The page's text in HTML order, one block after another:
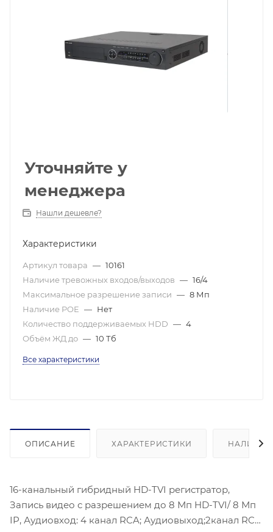
Уточняйте у
менеджера
Нашли дешевле?
Характеристики
Артикул товара — 10161
Наличие тревожных входов/выходов — 16/4
Максимальное разрешение записи — 8 Мп
Наличие POE — Нет
Количество поддерживаемых HDD — 4
Объём ЖД до — 10 Тб
Все характеристики
ОПИСАНИЕ ХАРАКТЕРИСТИКИ НАЛИЧИЕ
16-канальный гибридный HD-TVI регистратор,
Запись видео с разрешением до 8 Мп HD-TVI/ 8 Мп
IP, Аудиовход: 4 канал RCA; Аудиовыход;2канал RCA;